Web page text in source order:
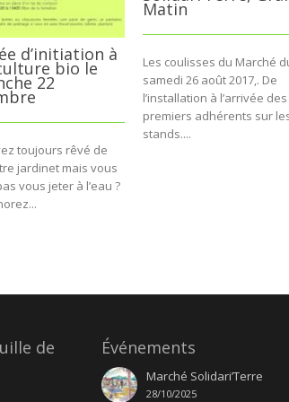
d’initiation à
bio le
22
toujours rêvé de
jardinet mais vous
vous jeter à l’eau ?
Matin
Les coulisses du Marché
samedi 26 août 2017,. De
l’installation à l’arrivée des
premiers adhérents sur
stands....
de Événements
Marché Solidari’Terre
28/10/2025